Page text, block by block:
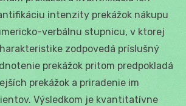
intenzity prekážok nákupu
verbálnu stupnicu, v ktorej
zodpovedá príslušný
prekážok pritom predpokladá
prekážok a priradenie im
Výsledkom je kvantitatívne